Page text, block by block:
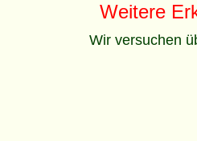
Weitere
Wir versuchen